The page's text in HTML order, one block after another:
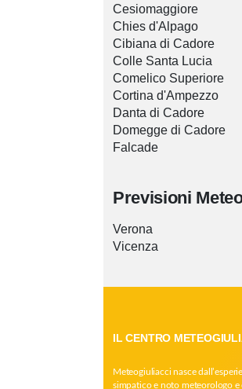
Cesiomaggiore
Chies d'Alpago
Cibiana di Cadore
Colle Santa Lucia
Comelico Superiore
Cortina d'Ampezzo
Danta di Cadore
Domegge di Cadore
Falcade
Previsioni
Verona
Vicenza
IL CENTRO
Meteogiuliacci nasce
simpatico e noto meteorologo